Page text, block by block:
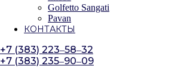
Golfetto Sangati
Pavan
КОНТАКТЫ
+7 (383) 223‒58‒32
+7 (383) 235‒90‒09